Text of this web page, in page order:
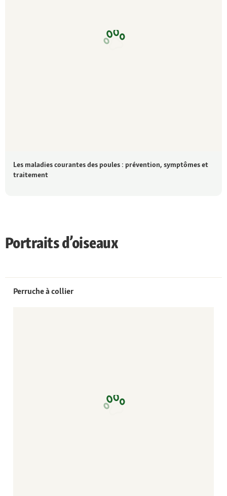
Les maladies courantes des poules : prévention, symptômes et
traitement
Portraits d’oiseaux
Perruche à collier